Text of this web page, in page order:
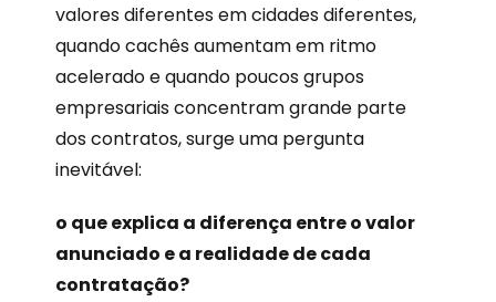
valores diferentes em cidades diferentes,
quando cachês aumentam em ritmo
acelerado e quando poucos grupos
empresariais concentram grande parte
dos contratos, surge uma pergunta
inevitável:
o que explica a diferença entre o valor
anunciado e a realidade de cada
contratação?